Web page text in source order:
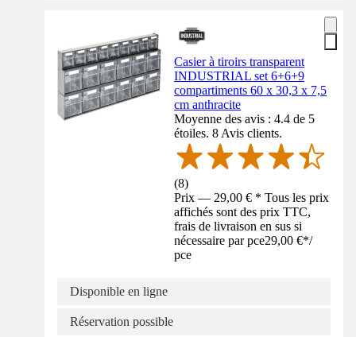
Casier à tiroirs transparent
INDUSTRIAL set 6+6+9
compartiments 60 x 30,3 x 7,5
cm anthracite
Moyenne des avis : 4.4 de 5
étoiles. 8 Avis clients.
(8)
Prix — 29,00 € * Tous les prix
affichés sont des prix TTC,
frais de livraison en sus si
nécessaire par pce29,00 €*/
pce
Disponible en ligne
Réservation possible